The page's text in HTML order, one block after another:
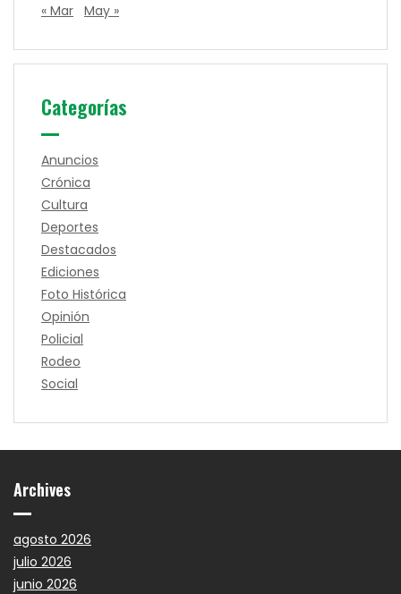
« Mar May »
Categorías
Anuncios
Crónica
Cultura
Deportes
Destacados
Ediciones
Foto Histórica
Opinión
Policial
Rodeo
Social
Archives
agosto 2026
julio 2026
junio 2026